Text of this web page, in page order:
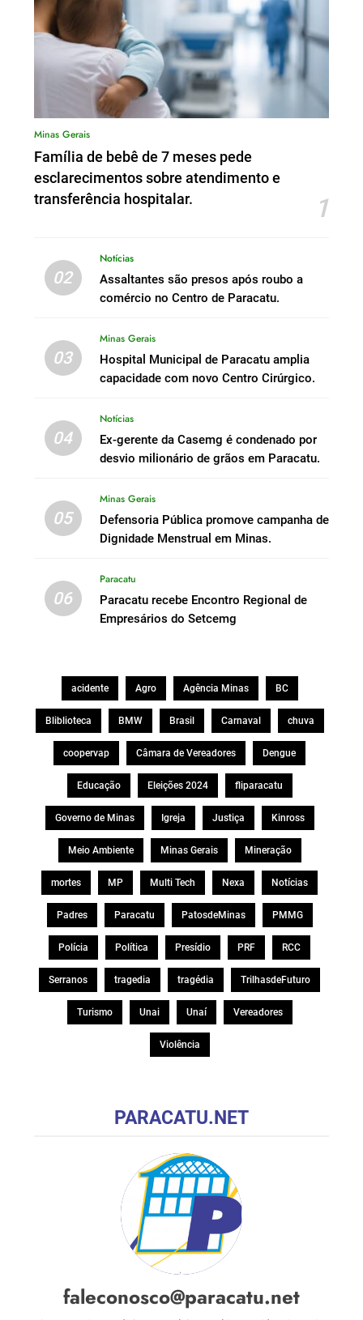
Minas Gerais
Família de bebê de 7 meses pede
esclarecimentos sobre atendimento e
transferência hospitalar.
1
02
Notícias
Assaltantes são presos após roubo a
comércio no Centro de Paracatu.
03
Minas Gerais
Hospital Municipal de Paracatu amplia
capacidade com novo Centro Cirúrgico.
04
Notícias
Ex-gerente da Casemg é condenado por
desvio milionário de grãos em Paracatu.
05
Minas Gerais
Defensoria Pública promove campanha de
Dignidade Menstrual em Minas.
06
Paracatu
Paracatu recebe Encontro Regional de
Empresários do Setcemg
acidente Agro Agência Minas BC
Bliblioteca BMW Brasil Carnaval chuva
coopervap Câmara de Vereadores Dengue
Educação Eleições 2024 fliparacatu
Governo de Minas Igreja Justiça Kinross
Meio Ambiente Minas Gerais Mineração
mortes MP Multi Tech Nexa Notícias
Padres Paracatu PatosdeMinas PMMG
Polícia Política Presídio PRF RCC
Serranos tragedia tragédia TrilhasdeFuturo
Turismo Unai Unaí Vereadores
Violência
PARACATU.NET
faleconosco@paracatu.net